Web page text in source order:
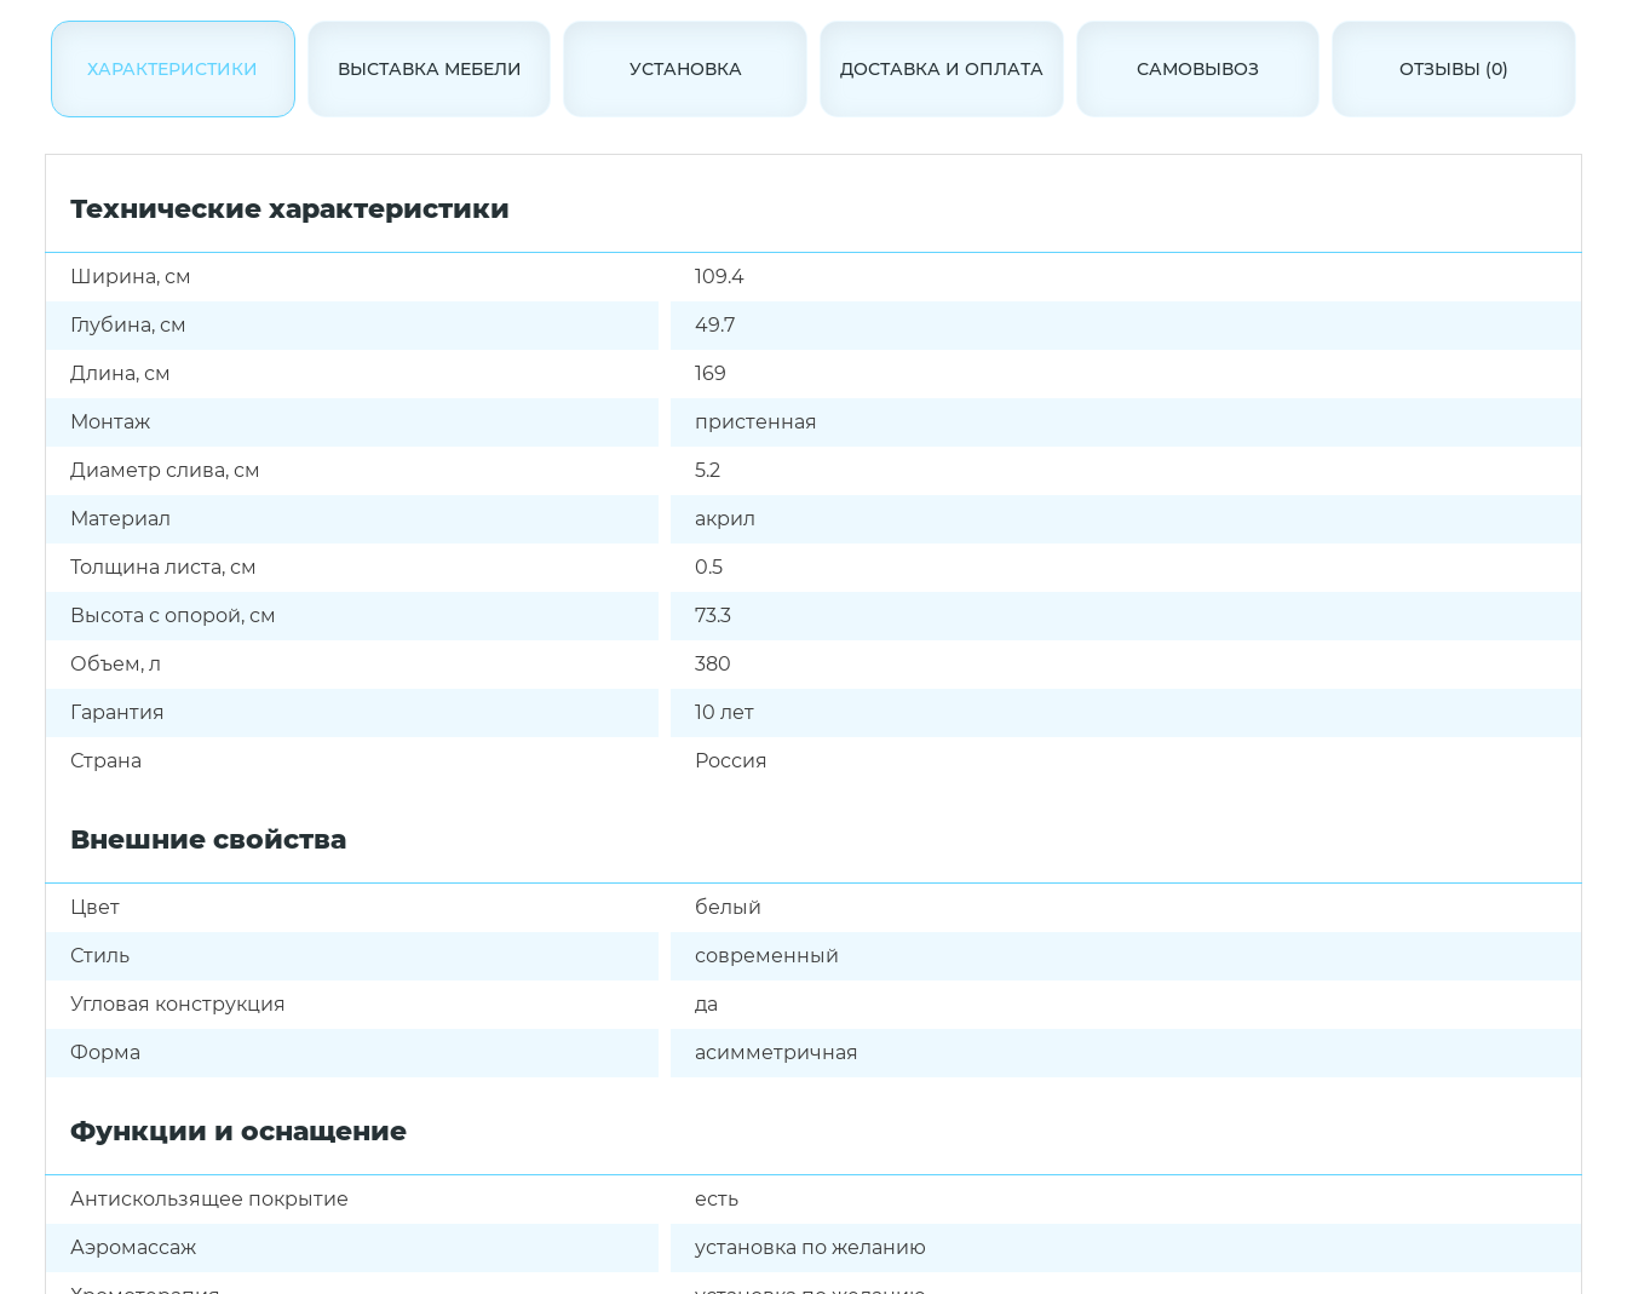
ХАРАКТЕРИСТИКИ ВЫСТАВКА МЕБЕЛИ УСТАНОВКА ДОСТАВКА И ОПЛАТА САМОВЫВОЗ ОТЗЫВЫ (0)
Технические характеристики
Ширина, см 109.4
Глубина, см 49.7
Длина, см 169
Монтаж пристенная
Диаметр слива, см 5.2
Материал акрил
Толщина листа, см 0.5
Высота с опорой, см 73.3
Объем, л 380
Гарантия 10 лет
Страна Россия
Внешние свойства
Цвет белый
Стиль современный
Угловая конструкция да
Форма асимметричная
Функции и оснащение
Антискользящее покрытие есть
Аэромассаж установка по желанию